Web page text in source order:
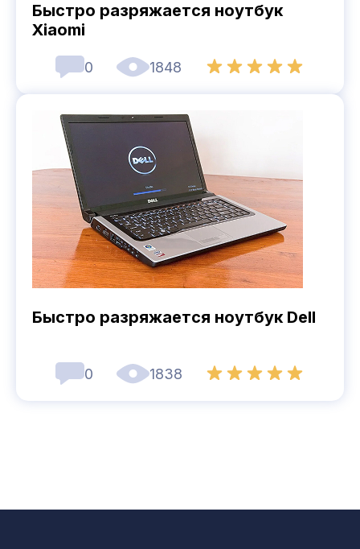
Быстро разряжается ноутбук
Xiaomi
0 1848
Быстро разряжается ноутбук Dell
0 1838